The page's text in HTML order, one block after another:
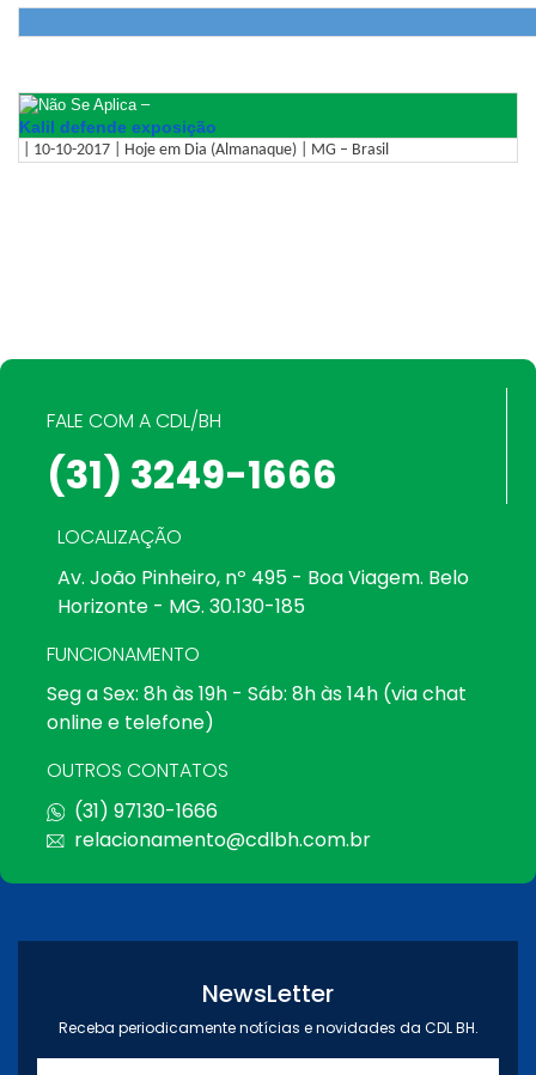
–
Kalil defende exposição
| 10-10-2017 | Hoje em Dia (Almanaque) | MG – Brasil
FALE COM A CDL/BH
(31) 3249-1666
LOCALIZAÇÃO
Av. João Pinheiro, nº 495 - Boa Viagem. Belo
Horizonte - MG. 30.130-185
FUNCIONAMENTO
Seg a Sex: 8h às 19h - Sáb: 8h às 14h (via chat
online e telefone)
OUTROS CONTATOS
(31) 97130-1666
relacionamento@cdlbh.com.br
NewsLetter
Receba periodicamente notícias e novidades da CDL BH.